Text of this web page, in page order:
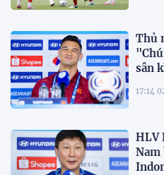
Thủ
sân
17:14
HLV
Nam